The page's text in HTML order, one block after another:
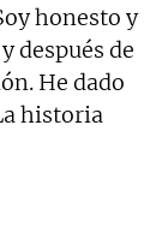
honesto y
después de
He dado
historia